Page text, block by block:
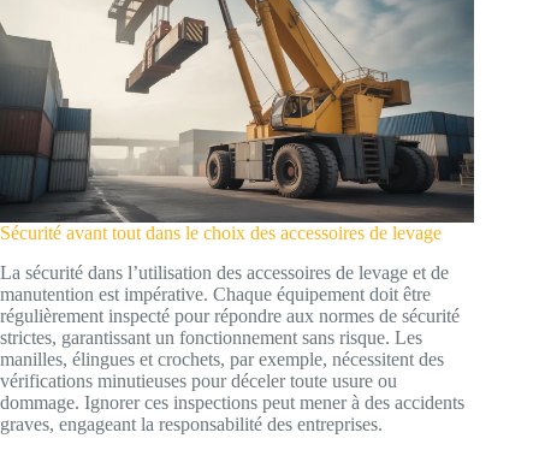
Sécurité avant tout dans le choix des accessoires de levage
La sécurité dans l’utilisation des accessoires de levage et de
manutention est impérative. Chaque équipement doit être
régulièrement inspecté pour répondre aux normes de sécurité
strictes, garantissant un fonctionnement sans risque. Les
manilles, élingues et crochets, par exemple, nécessitent des
vérifications minutieuses pour déceler toute usure ou
dommage. Ignorer ces inspections peut mener à des accidents
graves, engageant la responsabilité des entreprises.